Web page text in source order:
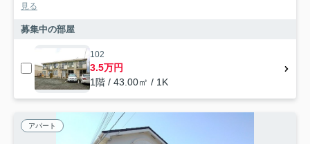
見る
募集中の部屋
102
3.5万円
1階 / 43.00㎡ / 1K
アパート